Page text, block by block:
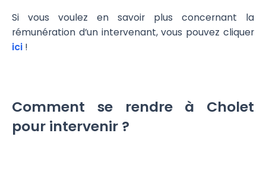
Si vous voulez en savoir plus concernant la
rémunération d’un intervenant, vous pouvez cliquer
ici !
Comment se rendre à Cholet
pour intervenir ?